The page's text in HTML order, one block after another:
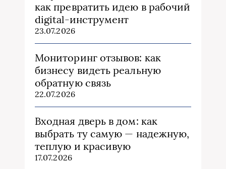
как превратить идею в рабочий
digital-инструмент
23.07.2026
Мониторинг отзывов: как
бизнесу видеть реальную
обратную связь
22.07.2026
Входная дверь в дом: как
выбрать ту самую — надежную,
теплую и красивую
17.07.2026